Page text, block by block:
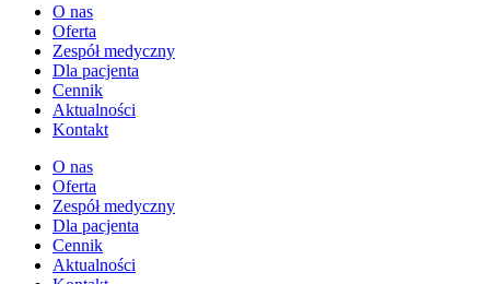
O nas
Oferta
Zespół medyczny
Dla pacjenta
Cennik
Aktualności
Kontakt
O nas
Oferta
Zespół medyczny
Dla pacjenta
Cennik
Aktualności